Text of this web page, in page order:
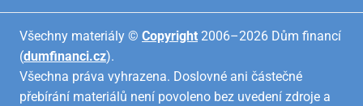
Všechny materiály © Copyright 2006–2026 Dům financí
(dumfinanci.cz).
Všechna práva vyhrazena. Doslovné ani částečné
přebírání materiálů není povoleno bez uvedení zdroje a